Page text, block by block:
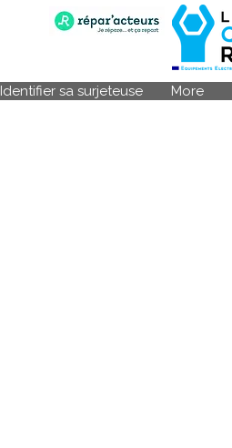
Identifier sa surjeteuse More